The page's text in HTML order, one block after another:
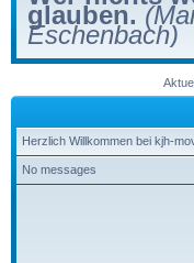
glauben.
Eschenbach)
Herzlich Willkommen bei kjh-
No messages